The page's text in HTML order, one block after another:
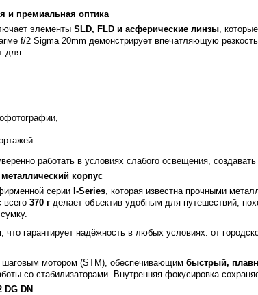
и премиальная оптика
элементы SLD, FLD и асферические линзы,
f/2 Sigma 20mm демонстрирует впечатляющую
для:
работать в условиях слабого освещения,
корпус
серии I-Series, которая известна прочными
всего 370 г делает объектив удобным для путешествий,
что гарантирует надёжность в любых условиях: от
мотором (STM), обеспечивающим быстрый,
со стабилизаторами. Внутренняя фокусировка
DN